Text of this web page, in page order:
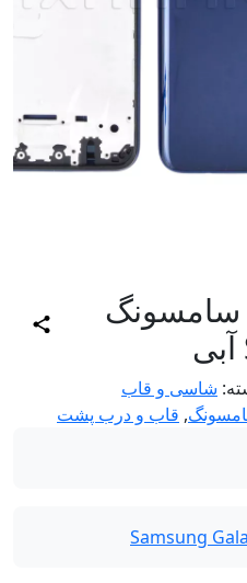
شاسی و قاب
,قاب و درب پشت
Samsung